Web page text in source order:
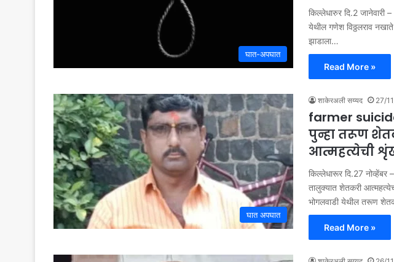
घात-अपघात
किल्लेधारुर दि.2
येथील गणेश विठ्ठलराव नखाते
झाडाला…
Read More »
घात अपघात
शाकेरअली सय्यद 27/
farmer
पुन्हा तरूण
आत्महत्येची
किल्लेधारूर दि.27
तालुक्यात शेतकरी
भोगलवाडी येथील तरूण
Read More »